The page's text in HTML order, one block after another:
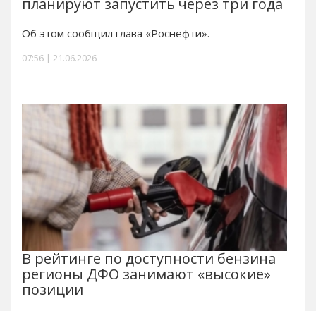
планируют запустить через три года
Об этом сообщил глава «Роснефти».
07:56 | 21.06.2026
В рейтинге по доступности бензина
регионы ДФО занимают «высокие»
позиции